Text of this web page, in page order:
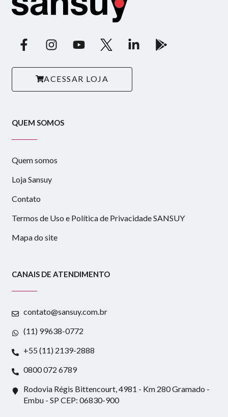
ACESSAR LOJA
QUEM SOMOS
Quem somos
Loja Sansuy
Contato
Termos de Uso e Política de Privacidade SANSUY
Mapa do site
CANAIS DE ATENDIMENTO
contato@sansuy.com.br
(11) 99638-0772
+55 (11) 2139-2888
0800 072 6789
Rodovia Régis Bittencourt, 4981 - Km 280 Gramado -
Embu - SP CEP: 06830-900